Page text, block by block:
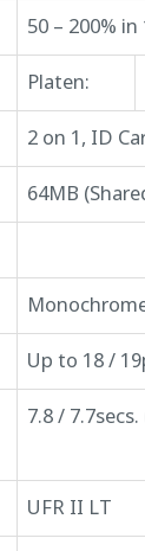
50 – 200%
Platen:
2 on 1, ID
64MB
Up to 18 /
7.8 /
UFR II LT